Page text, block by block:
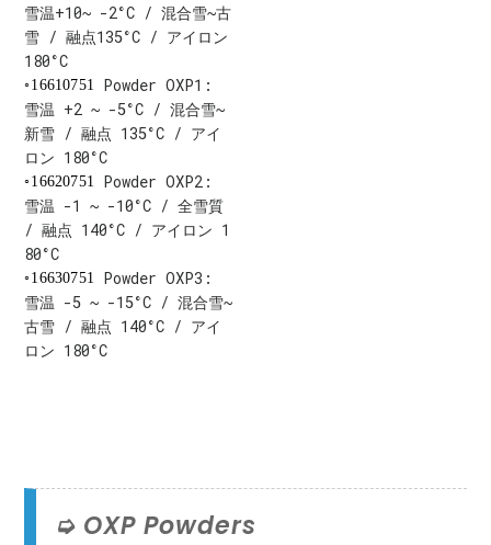
雪温+10~ -2°C / 混合雪~古
雪 / 融点135°C / アイロン
180°C
16610751
Powder OXP1:
雪温 +2 ~ -5°C / 混合雪~
新雪 / 融点 135°C / アイ
ロン 180°C
16620751
Powder OXP2:
雪温 -1 ~ -10°C / 全雪質
/ 融点 140°C / アイロン 1
80°C
16630751
Powder OXP3:
雪温 -5 ~ -15°C / 混合雪~
古雪 / 融点 140°C / アイ
ロン 180°C
OXP Powders